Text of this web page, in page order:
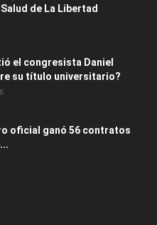
de La Libertad
el congresista Daniel
su título universitario?
oficial ganó 56 contratos